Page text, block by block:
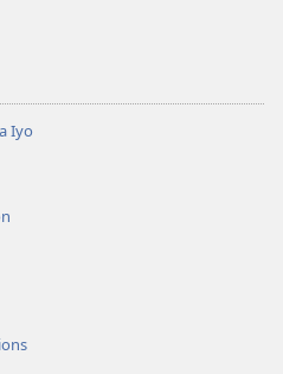
Iyo